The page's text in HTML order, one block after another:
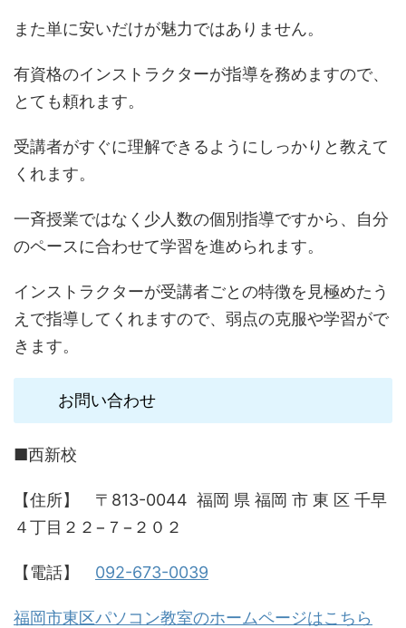
また単に安いだけが魅力ではありません。
有資格のインストラクターが指導を務めますので、
とても頼れます。
受講者がすぐに理解できるようにしっかりと教えて
くれます。
一斉授業ではなく少人数の個別指導ですから、自分
のペースに合わせて学習を進められます。
インストラクターが受講者ごとの特徴を見極めたう
えで指導してくれますので、弱点の克服や学習がで
きます。
お問い合わせ
■西新校
【住所】 〒813-0044 福岡 県 福岡 市 東 区 千早
４丁目２２−７−２０２
【電話】 092-673-0039
福岡市東区パソコン教室のホームページはこちら